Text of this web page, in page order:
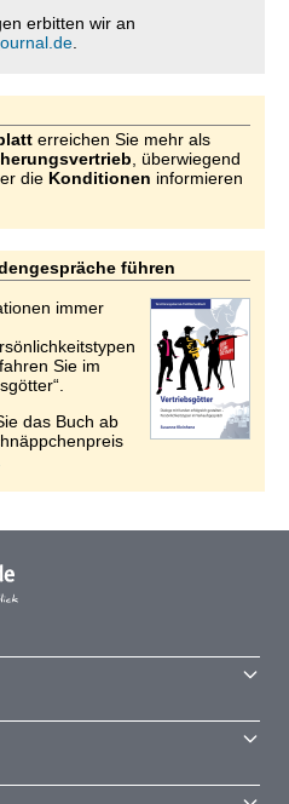
erbitten wir an
erreichen Sie mehr als
, überwiegend
die Konditionen informieren
führen
immer
Sie im
das Buch ab